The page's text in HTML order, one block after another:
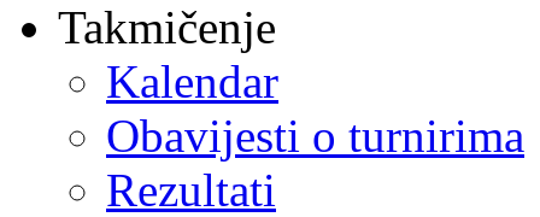
Takmičenje
Kalendar
Obavijesti o turnirima
Rezultati